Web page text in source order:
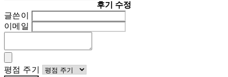
후기 수정
글쓴이
이메일
평점 주기